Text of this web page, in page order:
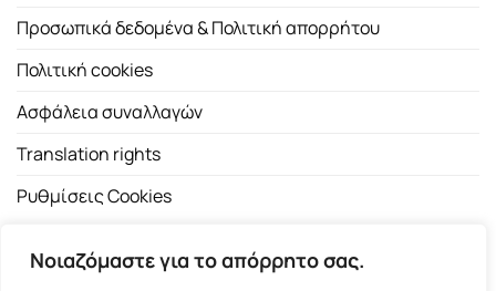
Νοιαζόμαστε για το απόρρητο σας.
Προσωπικά δεδομένα & Πολιτική απορρήτου
Πολιτική cookies
Ασφάλεια συναλλαγών
Translation rights
Ρυθμίσεις Cookies